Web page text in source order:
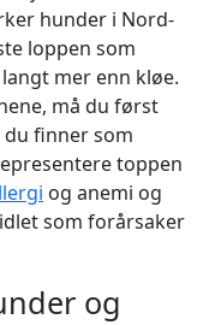
hunder i Nord-
loppen som
mer enn kløe.
må du først
finner som
toppen
og anemi og
som forårsaker
og